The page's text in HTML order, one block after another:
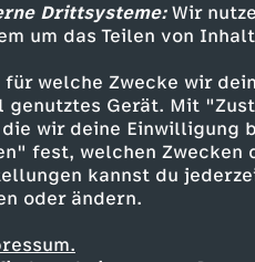
Drittsysteme:Wir
um das Teilen von
welche Zwecke wir
Gerät. Mit
wir deine Einwilligung
fest, welchen Zwecken
kannst du
oder ändern.
häufig darauf
Ärzte haben Fiona
reagiert. Fiona
Dafür hat sie einen
wieder machen, da
kann, wohl
sich und ihre Brüste
Beverlys Brüste
entwickelt. Am Ende
entdecken
Reportage